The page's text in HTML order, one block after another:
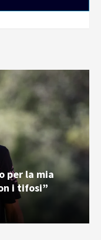
per la mia
i tifosi”